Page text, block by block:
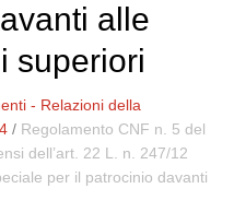
alle
superiori
- Relazioni della
/ Regolamento CNF n. 5 del
dell’art. 22 L. n. 247/12
per il patrocinio davanti